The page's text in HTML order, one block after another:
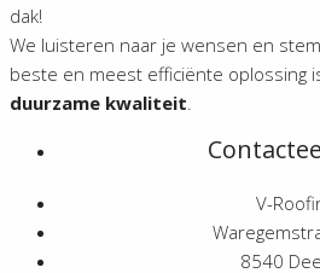
dak!
We luisteren naar je wensen en
beste en meest efficiënte oplossing
duurzame kwaliteit.
V-
8540